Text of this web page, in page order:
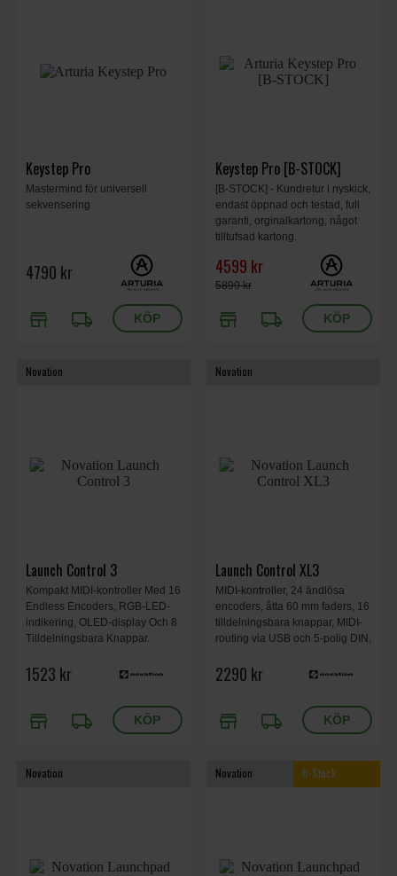
Keystep Pro
Mastermind för universell
sekvensering
4790 kr
store local_shipping
Keystep Pro [B-STOCK]
[B-STOCK] - Kundretur i nyskick,
endast öppnad och testad, full
garanti, orginalkartong, något
tilltufsad kartong.
4599 kr
5899 kr
store local_shipping
Novation
Launch Control 3
Kompakt MIDI-kontroller Med 16
Endless Encoders, RGB-LED-
indikering, OLED-display Och 8
Tilldelningsbara Knappar.
Via USB Och MIDI, Har Custom
Instrument.
1523 kr
store local_shipping
Novation
Launch Control XL3
MIDI-kontroller, 24 ändlösa
encoders, åtta 60 mm faders, 16
tilldelningsbara knappar, MIDI-
routing via USB och 5-polig DIN,
Modes, OLED-display,
kg.
2290 kr
store local_shipping
Novation Novation B-Stock